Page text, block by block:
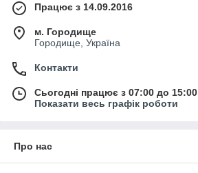
Працює з 14.09.2016
м. Городище
Городище, Україна
Контакти
Сьогодні працює з 07:00 до 15:00
Показати весь графік роботи
Про нас